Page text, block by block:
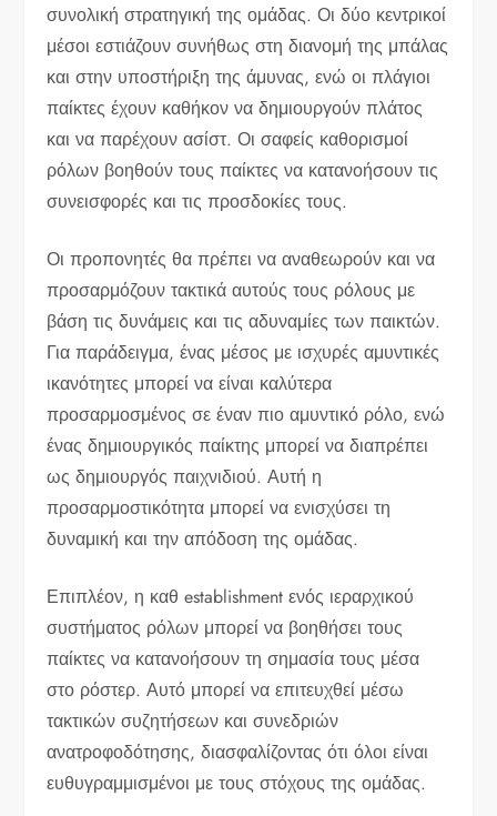
συνολική στρατηγική της ομάδας. Οι δύο κεντρικοί
μέσοι εστιάζουν συνήθως στη διανομή της μπάλας
και στην υποστήριξη της άμυνας, ενώ οι πλάγιοι
παίκτες έχουν καθήκον να δημιουργούν πλάτος
και να παρέχουν ασίστ. Οι σαφείς καθορισμοί
ρόλων βοηθούν τους παίκτες να κατανοήσουν τις
συνεισφορές και τις προσδοκίες τους.
Οι προπονητές θα πρέπει να αναθεωρούν και να
προσαρμόζουν τακτικά αυτούς τους ρόλους με
βάση τις δυνάμεις και τις αδυναμίες των παικτών.
Για παράδειγμα, ένας μέσος με ισχυρές αμυντικές
ικανότητες μπορεί να είναι καλύτερα
προσαρμοσμένος σε έναν πιο αμυντικό ρόλο, ενώ
ένας δημιουργικός παίκτης μπορεί να διαπρέπει
ως δημιουργός παιχνιδιού. Αυτή η
προσαρμοστικότητα μπορεί να ενισχύσει τη
δυναμική και την απόδοση της ομάδας.
Επιπλέον, η καθ establishment ενός ιεραρχικού
συστήματος ρόλων μπορεί να βοηθήσει τους
παίκτες να κατανοήσουν τη σημασία τους μέσα
στο ρόστερ. Αυτό μπορεί να επιτευχθεί μέσω
τακτικών συζητήσεων και συνεδριών
ανατροφοδότησης, διασφαλίζοντας ότι όλοι είναι
ευθυγραμμισμένοι με τους στόχους της ομάδας.